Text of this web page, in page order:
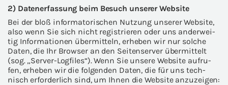
2) Da­ten­er­fas­sung beim Be­such un­se­rer Web­site
Bei der bloß in­for­ma­to­ri­schen Nut­zung un­se­rer Web­site,
also wenn Sie sich nicht re­gis­trie­ren oder uns an­der­wei­
tig In­for­ma­tio­nen über­mit­teln, er­he­ben wir nur sol­che
Daten, die Ihr Brow­ser an den Sei­ten­ser­ver über­mit­telt
(sog. „Server-​Logfiles“). Wenn Sie un­se­re Web­site auf­ru­
fen, er­he­ben wir die fol­gen­den Daten, die für uns tech­
nisch er­for­der­lich sind, um Ihnen die Web­site an­zu­zei­gen: